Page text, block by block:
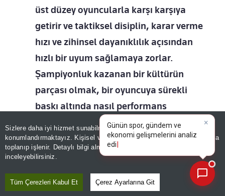
Sizlere daha iyi hizmet sunabilmek adına sitemizdeçerez
konumlandırmaktayız. Kişisel verileriniz, KVKK ve GDPR kapsamında
toplanıp işlenir. Detaylı bilgi almak için
inceleyebilirsiniz.
Tüm Çerezleri Kabul Et Çerez Ayarlarına Git
üst düzey oyuncularla karşı karşıya
getirir ve taktiksel disiplin, karar verme
hızı ve zihinsel dayanıklılık açısından
hızlı bir uyum sağlamaya zorlar.
Şampiyonluk kazanan bir kültürün
parçası olmak, bir oyuncuya sürekli
baskı altında nasıl performans
göstereceğini öğretir ki bu da
uluslararası futbolun en üst seviyesine
ulaşmak için çok önemlidir.”
×
Günün spor, gündem ve
ekonomi gelişmelerini analiz
edin!